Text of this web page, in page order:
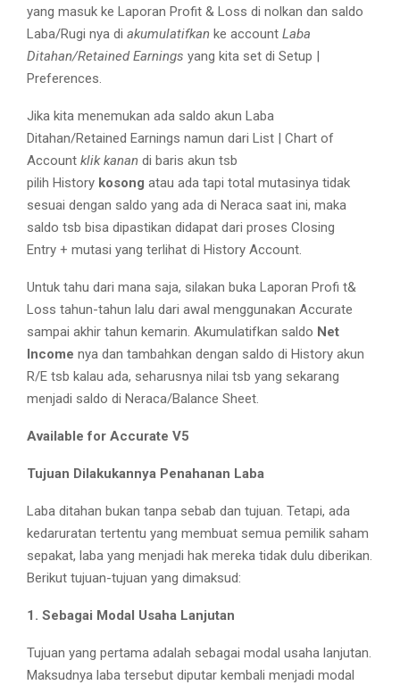
yang masuk ke Laporan Profit & Loss di nolkan dan saldo
Laba/Rugi nya di akumulatifkan ke account Laba
Ditahan/Retained Earnings yang kita set di Setup |
Preferences.
Jika kita menemukan ada saldo akun Laba
Ditahan/Retained Earnings namun dari List | Chart of
Account klik kanan di baris akun tsb
pilih History kosong atau ada tapi total mutasinya tidak
sesuai dengan saldo yang ada di Neraca saat ini, maka
saldo tsb bisa dipastikan didapat dari proses Closing
Entry + mutasi yang terlihat di History Account.
Untuk tahu dari mana saja, silakan buka Laporan Profi t&
Loss tahun-tahun lalu dari awal menggunakan Accurate
sampai akhir tahun kemarin. Akumulatifkan saldo Net
Income nya dan tambahkan dengan saldo di History akun
R/E tsb kalau ada, seharusnya nilai tsb yang sekarang
menjadi saldo di Neraca/Balance Sheet.
Available for Accurate V5
Tujuan Dilakukannya Penahanan Laba
Laba ditahan bukan tanpa sebab dan tujuan. Tetapi, ada
kedaruratan tertentu yang membuat semua pemilik saham
sepakat, laba yang menjadi hak mereka tidak dulu diberikan.
Berikut tujuan-tujuan yang dimaksud:
1. Sebagai Modal Usaha Lanjutan
Tujuan yang pertama adalah sebagai modal usaha lanjutan.
Maksudnya laba tersebut diputar kembali menjadi modal